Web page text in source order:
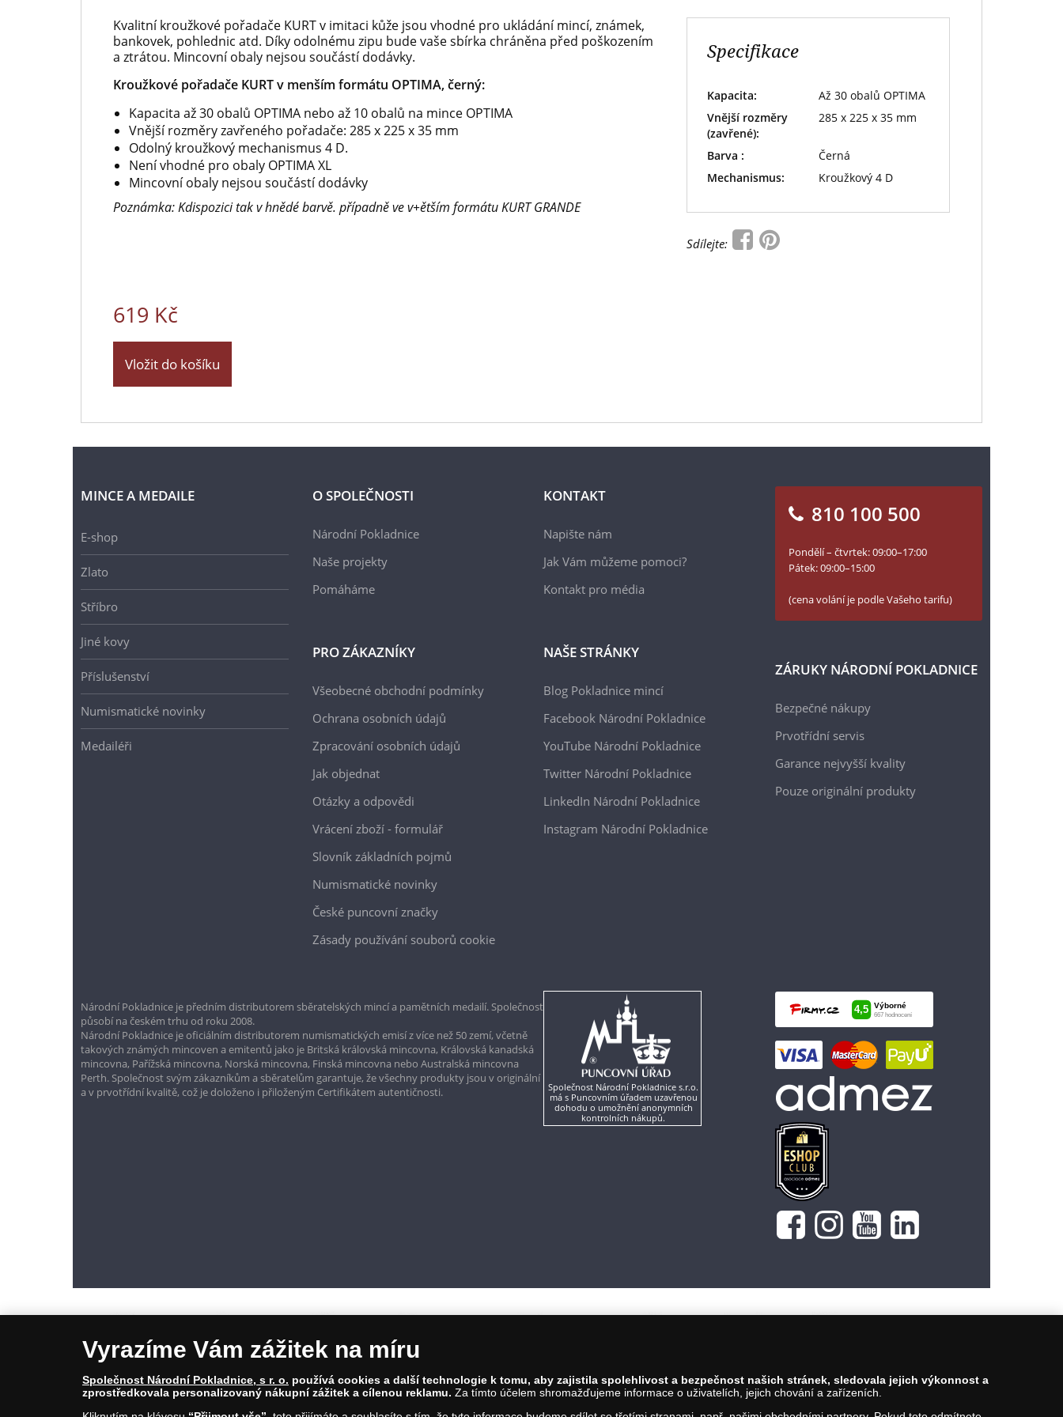
Kvalitní kroužkové pořadače KURT v imitaci kůže jsou vhodné pro ukládání mincí, známek,
bankovek, pohlednic atd. Díky odolnému zipu bude vaše sbírka chráněna před poškozením
a ztrátou. Mincovní obaly nejsou součástí dodávky.
Kroužkové pořadače KURT v menším formátu OPTIMA, černý:
Kapacita až 30 obalů OPTIMA nebo až 10 obalů na mince OPTIMA
Vnější rozměry zavřeného pořadače: 285 x 225 x 35 mm
Odolný kroužkový mechanismus 4 D.
Není vhodné pro obaly OPTIMA XL
Mincovní obaly nejsou součástí dodávky
Poznámka: Kdispozici tak v hnědé barvě. případně ve v+ětším formátu KURT GRANDE
619 Kč
Vložit do košíku
Specifikace
Kapacita:
Až 30 obalů OPTIMA
Vnější rozměry
(zavřené):
285 x 225 x 35 mm
Barva :
Černá
Mechanismus:
Kroužkový 4 D
Sdílejte:
619 Kč
MINCE A MEDAILE
E-shop
Zlato
Stříbro
Jiné kovy
Příslušenství
Numismatické novinky
Medailéři
O SPOLEČNOSTI
Národní Pokladnice
Naše projekty
Pomáháme
PRO ZÁKAZNÍKY
Všeobecné obchodní podmínky
Ochrana osobních údajů
Zpracování osobních údajů
Jak objednat
Otázky a odpovědi
Vrácení zboží - formulář
Slovník základních pojmů
Numismatické novinky
České puncovní značky
Zásady používání souborů cookie
KONTAKT
Napište nám
Jak Vám můžeme pomoci?
Kontakt pro média
NAŠE STRÁNKY
Blog Pokladnice mincí
Facebook Národní Pokladnice
YouTube Národní Pokladnice
Twitter Národní Pokladnice
LinkedIn Národní Pokladnice
Instagram Národní Pokladnice
810 100 500
Pondělí – čtvrtek: 09:00–17:00
Pátek: 09:00–15:00
(cena volání je podle Vašeho tarifu)
ZÁRUKY NÁRODNÍ POKLADNICE
Bezpečné nákupy
Prvotřídní servis
Garance nejvyšší kvality
Pouze originální produkty
Národní Pokladnice je předním distributorem sběratelských mincí a pamětních medailí. Společnost
působí na českém trhu od roku 2008.
Národní Pokladnice je oficiálním distributorem numismatických emisí z více než 50 zemí, včetně
takových známých mincoven a emitentů jako je Britská královská mincovna, Královská kanadská
mincovna, Pařížská mincovna, Norská mincovna, Finská mincovna nebo Australská mincovna
Perth. Společnost svým zákazníkům a sběratelům garantuje, že všechny produkty jsou v originální
a v prvotřídní kvalitě, což je doloženo i přiloženým Certifikátem autentičnosti.
Společnost Národní Pokladnice s.r.o.
má s Puncovním úřadem uzavřenou
dohodu o umožnění anonymních
kontrolních nákupů.
© Copyright 2026 - Národní Pokladnice, s. r. o.; Karolinská 661/4, 186 00 Praha 8; Tel.: 810 100 500
Vyrazíme Vám zážitek na míru
Společnost Národní Pokladnice, s r. o. používá cookies a další technologie k tomu, aby zajistila spolehlivost a bezpečnost našich stránek, sledovala jejich výkonnost a
zprostředkovala personalizovaný nákupní zážitek a cílenou reklamu. Za tímto účelem shromažďujeme informace o uživatelích, jejich chování a zařízeních.